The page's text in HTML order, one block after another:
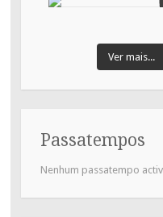
Ver mais...
Passatempos
Nenhum passatempo